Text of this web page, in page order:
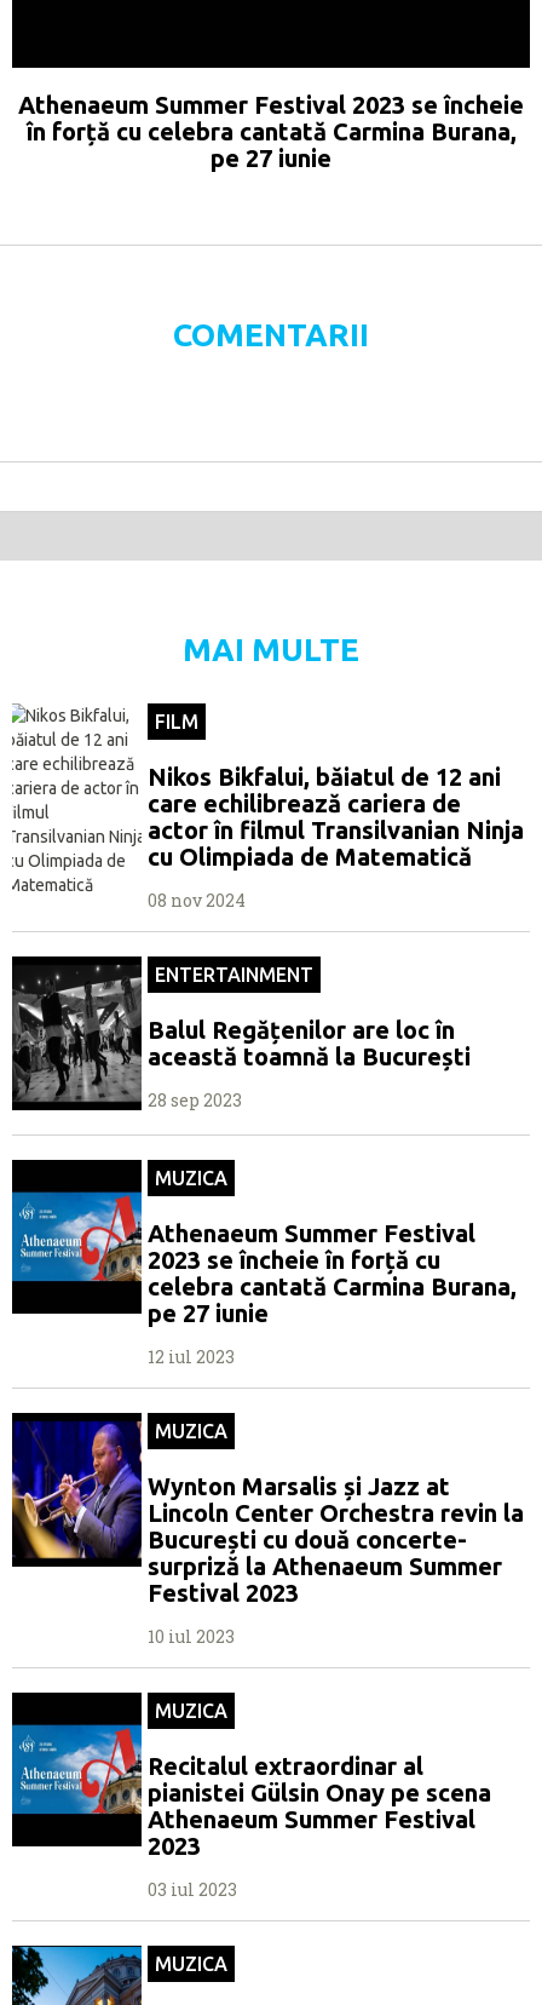
Athenaeum Summer Festival 2023 se încheie
în forță cu celebra cantată Carmina Burana,
pe 27 iunie
COMENTARII
MAI MULTE
FILM
Nikos Bikfalui, băiatul de 12 ani
care echilibrează cariera de
actor în filmul Transilvanian Ninja
cu Olimpiada de Matematică
08 nov 2024
ENTERTAINMENT
Balul Regățenilor are loc în
această toamnă la București
28 sep 2023
MUZICA
Athenaeum Summer Festival
2023 se încheie în forță cu
celebra cantată Carmina Burana,
pe 27 iunie
12 iul 2023
MUZICA
Wynton Marsalis și Jazz at
Lincoln Center Orchestra revin la
București cu două concerte-
surpriză la Athenaeum Summer
Festival 2023
10 iul 2023
MUZICA
Recitalul extraordinar al
pianistei Gülsin Onay pe scena
Athenaeum Summer Festival
2023
03 iul 2023
MUZICA